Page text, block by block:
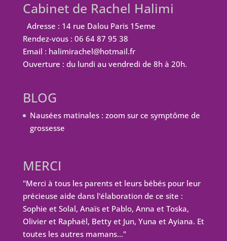
Cabinet de Rachel Halimi
Adresse : 14 rue Dalou Paris 15eme
Rendez-vous : 06 64 87 95 38
Email : halimirachel@hotmail.fr
Ouverture : du lundi au vendredi de 8h à 20h.
BLOG
Nausées matinales : zoom sur ce symptôme de
grossesse
MERCI
"Merci à tous les parents et leurs bébés pour leur
précieuse aide dans l'élaboration de ce site :
Sophie et Solal, Anaïs et Pablo, Anna et Toska,
Olivier et Raphaël, Betty et Jun, Yuna et Ayiana. Et
toutes les autres mamans…"